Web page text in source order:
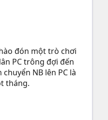
đón một trò chơi
PC trông đợi đến
NB lên PC là
tháng.